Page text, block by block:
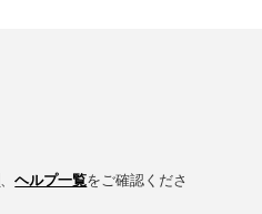
、ヘルプ一覧をご確認くださ